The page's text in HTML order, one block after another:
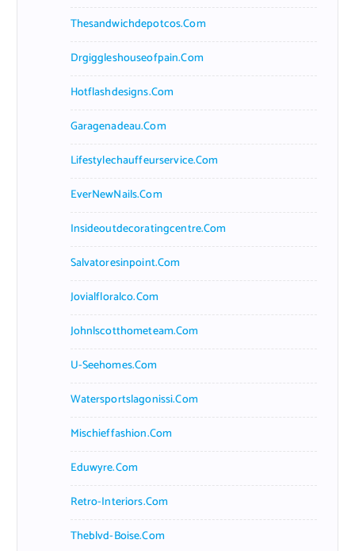
Thesandwichdepotcos.com
Drgiggleshouseofpain.com
Hotflashdesigns.com
Garagenadeau.com
Lifestylechauffeurservice.com
EverNewNails.com
Insideoutdecoratingcentre.com
Salvatoresinpoint.com
Jovialfloralco.com
Johnlscotthometeam.com
U-Seehomes.com
Watersportslagonissi.com
Mischieffashion.com
Eduwyre.com
Retro-Interiors.com
Theblvd-Boise.com